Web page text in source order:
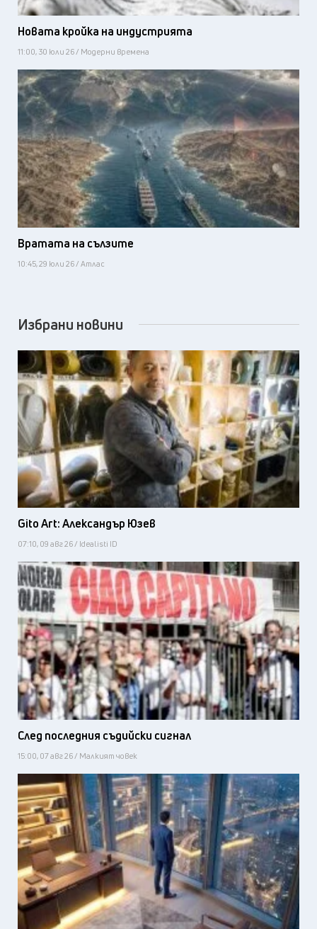
Новата кройка на индустрията
11:00, 30 юли 26 / Модерни времена
Вратата на сълзите
10:45, 29 юли 26 / Атлас
Избрани новини
Gito Art: Александър Юзев
07:10, 09 авг 26 / Idealisti ID
След последния съдийски сигнал
15:00, 07 авг 26 / Малкият човек